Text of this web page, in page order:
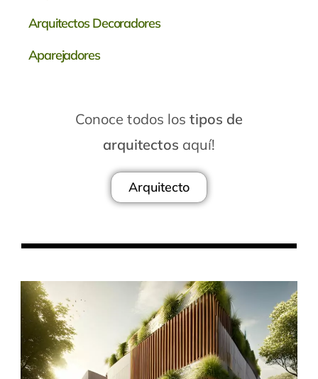
Arquitectos Decoradores
Aparejadores
Conoce todos lostipos de
arquitectos aquí!
Arquitecto